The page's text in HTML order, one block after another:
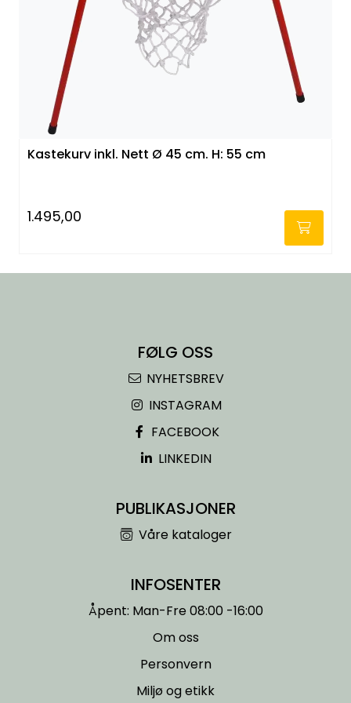
Kastekurv inkl. Nett Ø 45 cm. H: 55 cm
1.495,00
FØLG OSS
NYHETSBREV
INSTAGRAM
FACEBOOK
LINKEDIN
PUBLIKASJONER
Våre kataloger
INFOSENTER
Åpent: Man-Fre 08:00 -16:00
Om oss
Personvern
Miljø og etikk
KONTORMØBLER OG INNREDNING
OUTLET & GJENBRUK
KATALOGER
BARNEHAGE OG SKOLE
KJØPESENTER
OUTLET & GJENBRUK